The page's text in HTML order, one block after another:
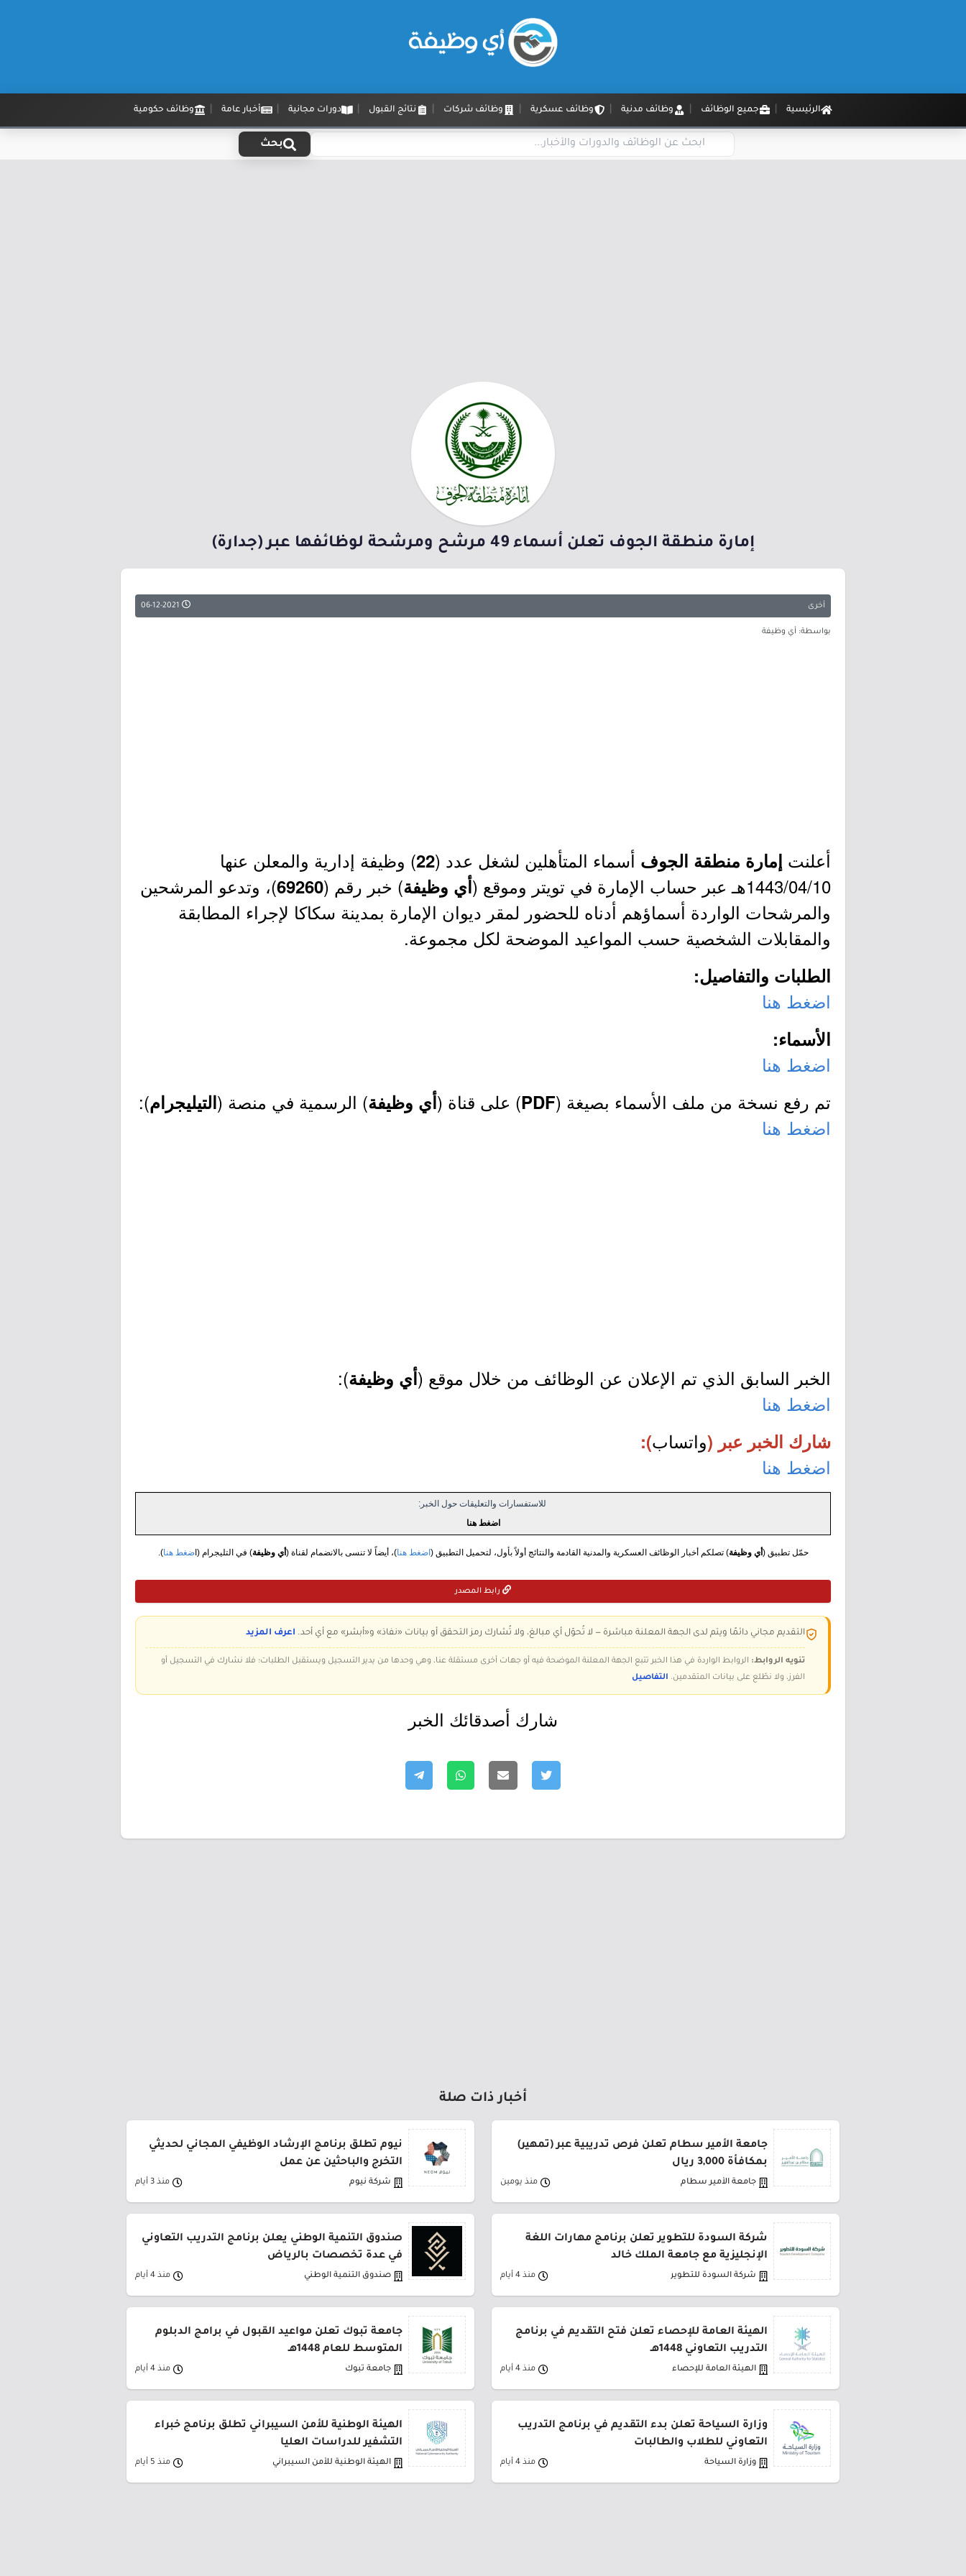
الرئيسية جميع الوظائف وظائف مدنية وظائف عسكرية وظائف شركات نتائج القبول دورات مجانية أخبار عامة وظائف حكومية
بحث
إمارة منطقة الجوف تعلن أسماء 49 مرشح ومرشحة لوظائفها عبر (جدارة)
أخرى
بواسطة: أي وظيفة
أعلنت إمارة منطقة الجوف أسماء المتأهلين لشغل عدد (22) وظيفة إدارية والمعلن عنها
1443/04/10هـ عبر حساب الإمارة في تويتر وموقع (
أي وظيفة) خبر رقم (69260)، وتدعو المرشحين
والمرشحات الواردة أسماؤهم أدناه للحضور لمقر ديوان الإمارة بمدينة سكاكا لإجراء المطابقة
والمقابلات الشخصية حسب المواعيد الموضحة لكل مجموعة.
الطلبات والتفاصيل:
اضغط هنا
الأسماء:
اضغط هنا
تم رفع نسخة من ملف الأسماء بصيغة (PDF) على قناة (أي وظيفة) الرسمية في منصة (التيليجرام):
اضغط هنا
الخبر السابق الذي تم الإعلان عن الوظائف من خلال موقع (أي وظيفة):
اضغط هنا
شارك الخبر عبر (واتساب):
اضغط هنا
للاستفسارات والتعليقات حول الخبر:
اضغط هنا
حمّل تطبيق ( أي وظيفة) تصلكم أخبار الوظائف العسكرية والمدنية القادمة والنتائج أولاً بأول، لتحميل التطبيق ( اضغط هنا)، أيضاً لا تنسى بالانضمام لقناة ( أي وظيفة) في التليجرام (اضغط هنا).
رابط المصدر
التقديم مجاني دائمًا ويتم لدى الجهة المعلنة مباشرة — لا تُحوّل أي مبالغ، ولا تُشارك رمز التحقق أو بيانات «نفاذ» و«أبشر» مع أي أحد. اعرف المزيد
تنويه الروابط: الروابط الواردة في هذا الخبر تتبع الجهة المعلنة الموضحة فيه أو جهات أخرى مستقلة عنا، وهي وحدها من يدير التسجيل ويستقبل الطلبات؛ فلا نشارك في التسجيل أو
الفرز، ولا نطّلع على بيانات المتقدمين. التفاصيل
شارك أصدقائك الخبر
أخبار ذات صلة
جامعة الأمير سطام تعلن فرص تدريبية عبر (تمهير)
بمكافأة 3,000 ريال
جامعة الأمير سطام منذ يومين
نيوم تطلق برنامج الإرشاد الوظيفي المجاني لحديثي
التخرج والباحثين عن عمل
شركة نيوم منذ 3 أيام
شركة السودة للتطوير تعلن برنامج مهارات اللغة
الإنجليزية مع جامعة الملك خالد
شركة السودة للتطوير منذ 4 أيام
صندوق التنمية الوطني يعلن برنامج التدريب التعاوني
في عدة تخصصات بالرياض
صندوق التنمية الوطني منذ 4 أيام
الهيئة العامة للإحصاء تعلن فتح التقديم في برنامج
التدريب التعاوني 1448هـ
الهيئة العامة للإحصاء منذ 4 أيام
جامعة تبوك تعلن مواعيد القبول في برامج الدبلوم
المتوسط للعام 1448هـ
جامعة تبوك منذ 4 أيام
وزارة السياحة تعلن بدء التقديم في برنامج التدريب
التعاوني للطلاب والطالبات
وزارة السياحة منذ 4 أيام
الهيئة الوطنية للأمن السيبراني تطلق برنامج خبراء
التشفير للدراسات العليا
الهيئة الوطنية للأمن السيبراني منذ 5 أيام